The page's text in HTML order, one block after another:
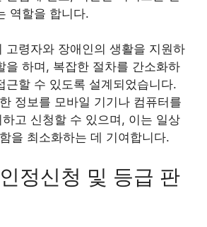
역할을 합니다.
고령자와 장애인의 생활을 지원하
을 하며, 복잡한 절차를 간소화하
근할 수 있도록 설계되었습니다.
정보를 모바일 기기나 컴퓨터를
고 신청할 수 있으며, 이는 일상
을 최소화하는 데 기여합니다.
정신청 및 등급 판